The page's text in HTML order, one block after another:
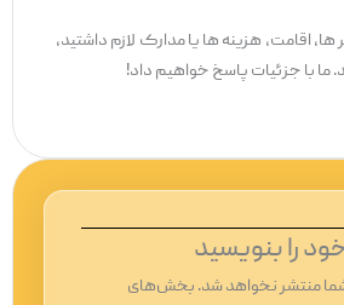
اقامت، هزینه‌ ها یا مدارک لازم داشتید،
با جزئیات پاسخ خواهیم داد!
را بنویسید
منتشر نخواهد شد.بخش‌های